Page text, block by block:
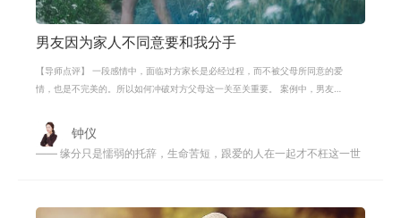
男友因为家人不同意要和我分手
【导师点评】 一段感情中，面临对方家长是必经过程，而不被父母所同意的爱
情，也是不完美的。所以如何冲破对方父母这一关至关重要。 案例中，男友因
钟仪
—— 缘分只是懦弱的托辞，生命苦短，跟爱的人在一起才不枉这一世